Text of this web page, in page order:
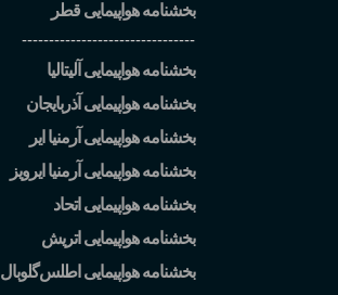
بخشنامه هواپیمایی قطر
--------------------------------
بخشنامه هواپیمایی آلیتالیا
بخشنامه هواپیمایی آذربایجان
بخشنامه هواپیمایی آرمنیا ایر
بخشنامه هواپیمایی آرمنیا ایرویز
بخشنامه هواپیمایی اتحاد
بخشنامه هواپیمایی اتریش
بخشنامه هواپیمایی اطلسگلوبال